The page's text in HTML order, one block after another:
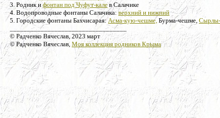
3. Родник ифонтан под Чуфут-калев Салачике
4. Водопроводные фонтаны Салачика:верхний и нижний
5. Городские фонтаны Бахчисарая: Асма-кую-чешме, Бурма-чешме,
__________________________________
© Радченко Вячеслав, 2023 март
© Радченко Вячеслав, Моя коллекция родников Крыма